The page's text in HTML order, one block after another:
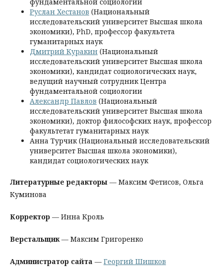
Руслан Хестанов (Национальный
исследовательский университет Высшая школа
экономики), PhD, профессор факультета
гуманитарных наук
Дмитрий Куракин (Национальный
исследовательский университет Высшая школа
экономики), кандидат социологических наук,
ведущий научный сотрудник Центра
фундаментальной социологии
Александр Павлов (Национальный
исследовательский университет Высшая школа
экономики), доктор философских наук, профессор
факультетат гуманитарных наук
Анна Турчик (Национальный исследовательский
университет Высшая школа экономики),
кандидат социологических наук
Литературные редакторы — Максим Фетисов, Ольга
Куминова
Корректор — Инна Кроль
Верстальщик— Максим Григоренко
Администратор сайта — Георгий Шишков